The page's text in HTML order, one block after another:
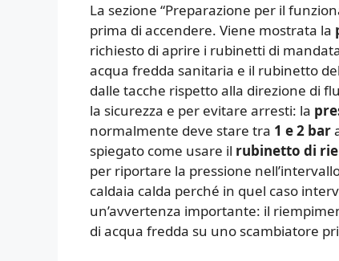
La sezione “Preparazione per il
prima di accendere. Viene mostrata la
richiesto di aprire i rubinetti di
acqua fredda sanitaria e il rubinetto
dalle tacche rispetto alla direzione di
la sicurezza e per evitare arresti: la
normalmente deve stare tra 1 e 2 bar
spiegato come usare il rubinetto di
per riportare la pressione
caldaia calda perché in quel caso
un’avvertenza importante: il
di acqua fredda su uno scambiatore